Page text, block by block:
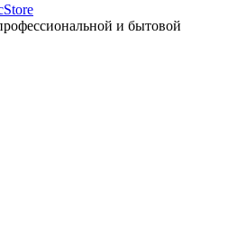
и бытовой